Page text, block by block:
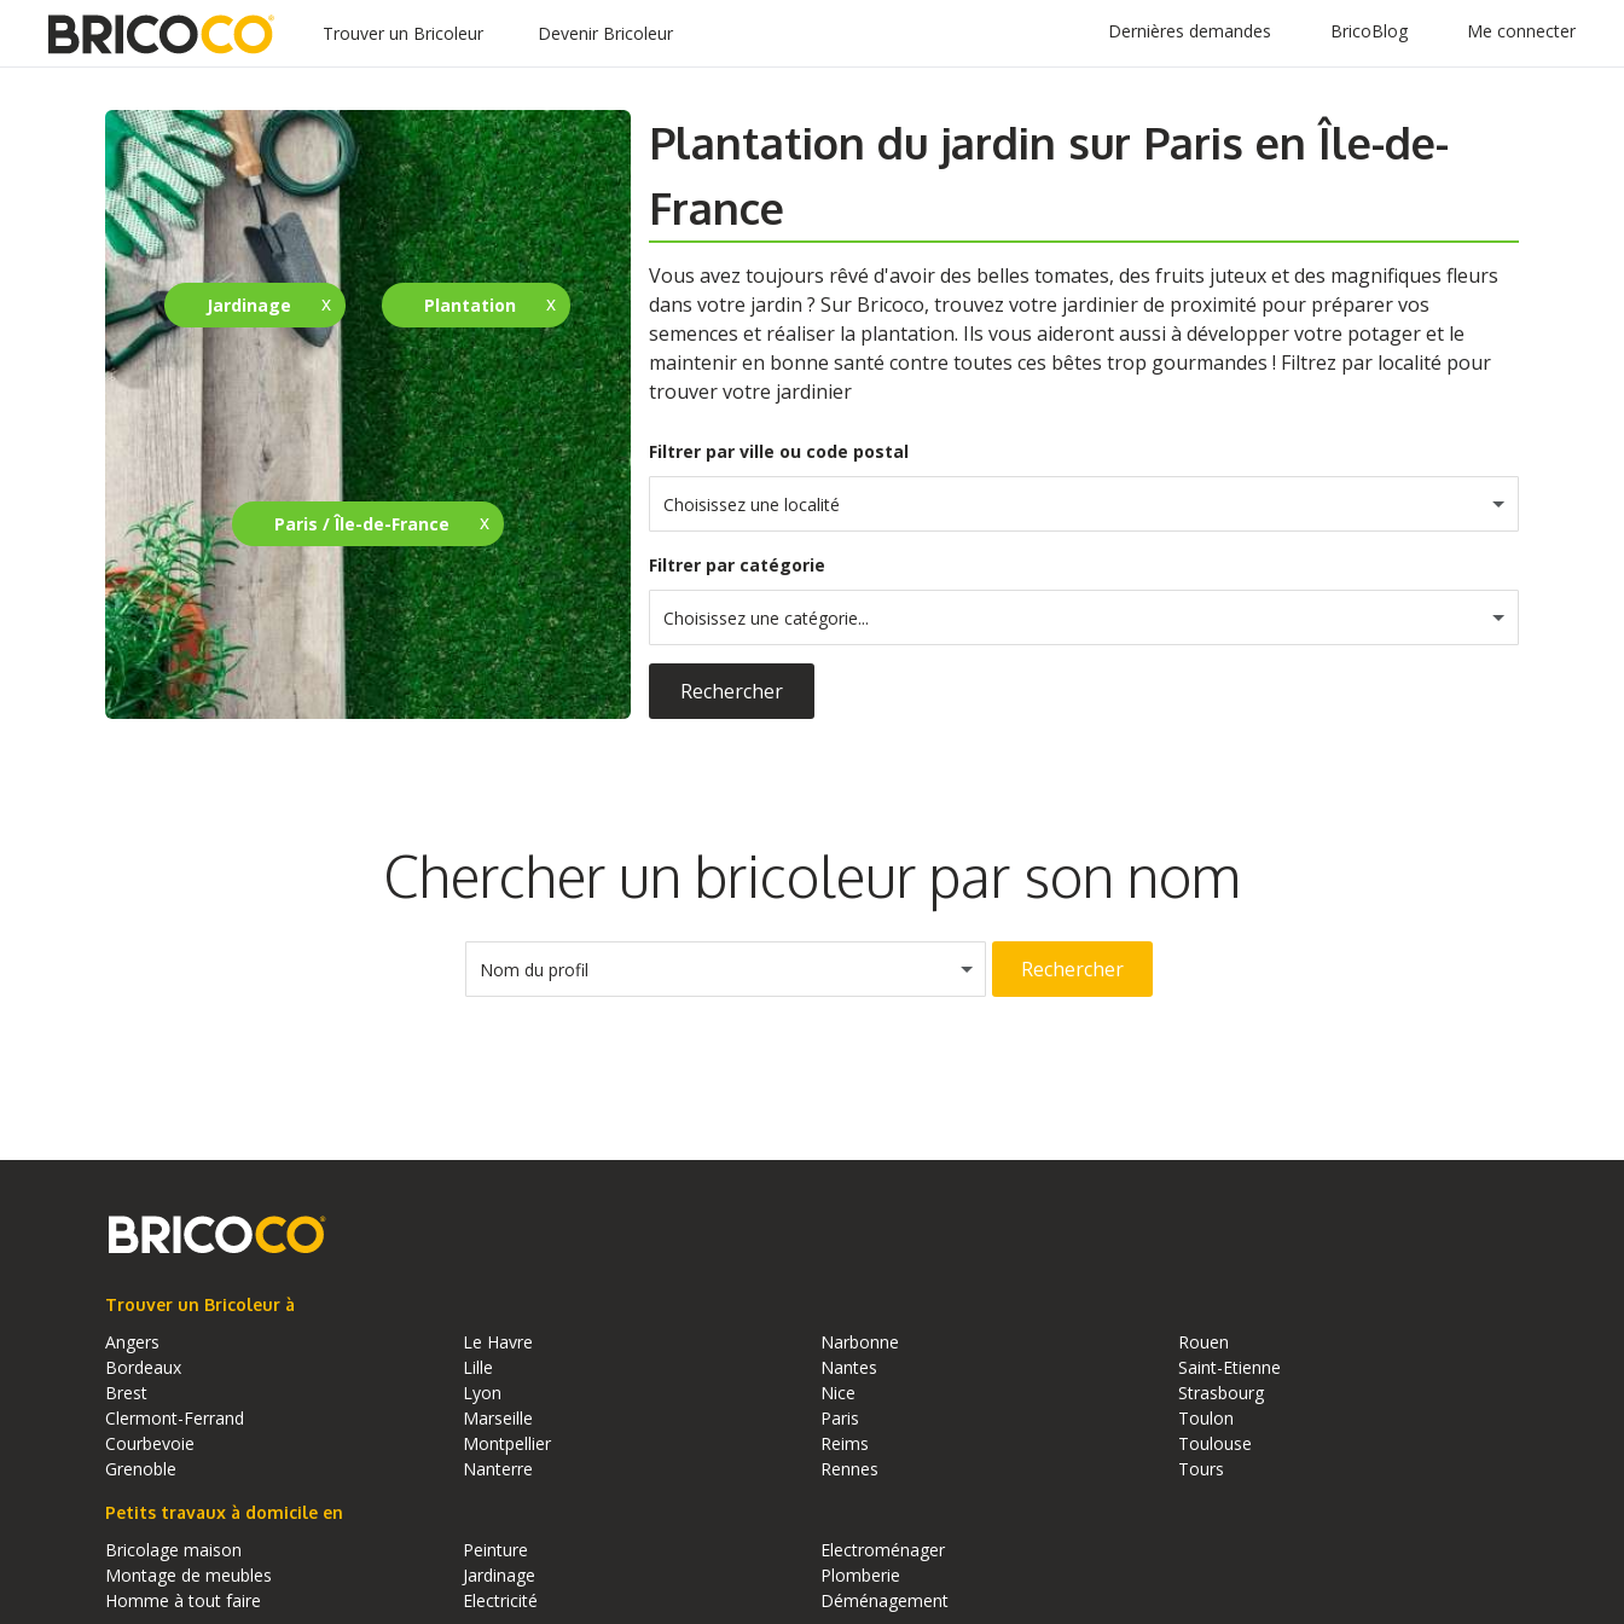
Trouver un Bricoleur Devenir Bricoleur Dernières demandes BricoBlog Me connecter
Jardinage Plantation
Paris / Île-de-France
Plantation du jardin sur Paris en Île-de-
France
Vous avez toujours rêvé d'avoir des belles tomates, des fruits juteux et des magnifiques fleurs
dans votre jardin ? Sur Bricoco, trouvez votre jardinier de proximité pour préparer vos
semences et réaliser la plantation. Ils vous aideront aussi à développer votre potager et le
maintenir en bonne santé contre toutes ces bêtes trop gourmandes ! Filtrez par localité pour
trouver votre jardinier
Filtrer par ville ou code postal
Choisissez une localité
Filtrer par catégorie
Choisissez une catégorie...
Rechercher
Chercher un bricoleur par son nom
Nom du profil Rechercher
Trouver un Bricoleur à
Angers
Bordeaux
Brest
Clermont-Ferrand
Courbevoie
Grenoble
Le Havre
Lille
Lyon
Marseille
Montpellier
Nanterre
Narbonne
Nantes
Nice
Paris
Reims
Rennes
Rouen
Saint-Etienne
Strasbourg
Toulon
Toulouse
Tours
Petits travaux à domicile en
Bricolage maison
Montage de meubles
Homme à tout faire
Peinture
Jardinage
Electricité
Electroménager
Plomberie
Déménagement